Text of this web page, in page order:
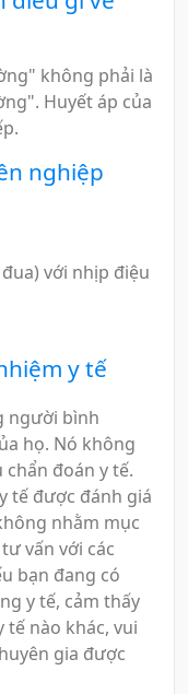
không phải là
Huyết áp của
nghiệp
với nhịp điệu
y tế
người bình
họ. Nó không
đoán y tế.
tế được đánh giá
nhằm mục
vấn với các
bạn đang có
y tế, cảm thấy
tế nào khác, vui
gia được